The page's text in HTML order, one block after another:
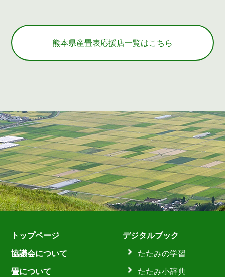
熊本県産畳表応援店一覧はこちら
トップページ
協議会について
畳について
デジタルブック
たたみの学習
たたみ小辞典